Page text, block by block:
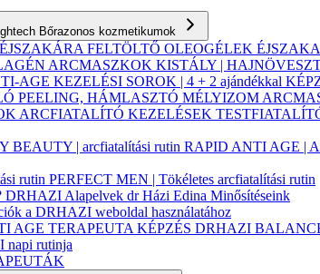
Bőrazonos kozmetikumok
FELTÖLTŐ OLEOGÉLEK
ARCMASZKOK KISTÁLY |
AGE KEZELÉSI SOROK | 4 + 2 ajándékkal
PEELING, HÁMLASZTÓ MÉLYIZOM
ARCFIATALÍTÓ KEZELÉSEK
BEAUTY | arcfiatalítási rutin RAPID ANTI AGE |
rutin PERFECT MEN | Tökéletes arcfiatalítási rutin
DRHAZI Alapelvek dr Házi Edina Minősítéseink
a DRHAZI weboldal használatához
AGE TERAPEUTA KÉPZÉS DRHAZI
napi rutinja